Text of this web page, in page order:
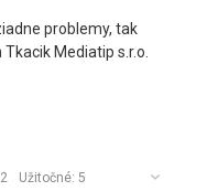
problemy, tak
Mediatip s.r.o.
Užitočné: 5